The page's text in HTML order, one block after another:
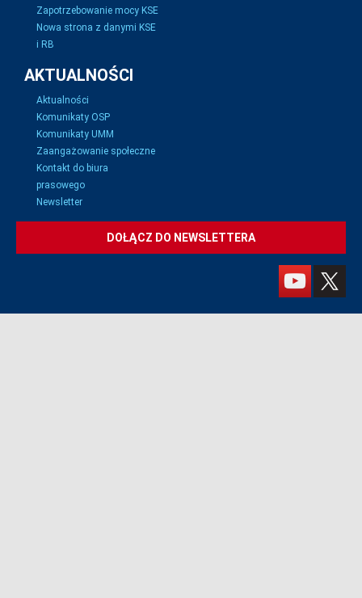
Zapotrzebowanie mocy KSE
Nowa strona z danymi KSE
i RB
AKTUALNOŚCI
Aktualności
Komunikaty OSP
Komunikaty UMM
Zaangażowanie społeczne
Kontakt do biura
prasowego
Newsletter
DOŁĄCZ DO NEWSLETTERA